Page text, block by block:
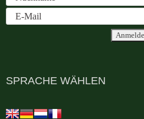
SPRACHE WÄHLEN